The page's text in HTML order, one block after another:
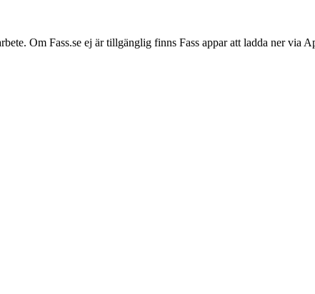
Om Fass.se ej är tillgänglig finns Fass appar att ladda ner via